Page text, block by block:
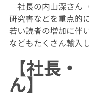
社長の内山深さん
研究書などを重点的
若い読者の増加に伴
などもたくさん輸入
【社長
ん】